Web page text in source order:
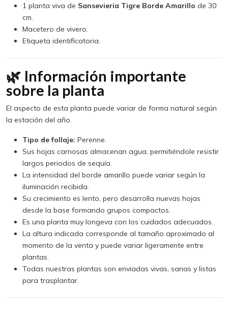
1 planta viva de Sansevieria Tigre Borde Amarillo de 30
cm.
Macetero de vivero.
Etiqueta identificatoria.
🌿 Información importante
sobre la planta
El aspecto de esta planta puede variar de forma natural según
la estación del año.
Tipo de follaje: Perenne.
Sus hojas carnosas almacenan agua, permitiéndole resistir
largos periodos de sequía.
La intensidad del borde amarillo puede variar según la
iluminación recibida.
Su crecimiento es lento, pero desarrolla nuevas hojas
desde la base formando grupos compactos.
Es una planta muy longeva con los cuidados adecuados.
La altura indicada corresponde al tamaño aproximado al
momento de la venta y puede variar ligeramente entre
plantas.
Todas nuestras plantas son enviadas vivas, sanas y listas
para trasplantar.